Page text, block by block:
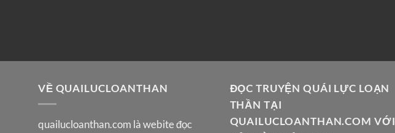
VỀ QUAILUCLOANTHAN
quailucloanthan.com là webite đọc
ĐỌC TRUYỆN QUÁI LỰC LOẠN
THẦN TẠI
QUAILUCLOANTHAN.COM VỚI